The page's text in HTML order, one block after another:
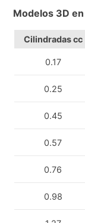
Modelos 3D
Cilindradas cc
0.17
0.25
0.45
0.57
0.76
0.98